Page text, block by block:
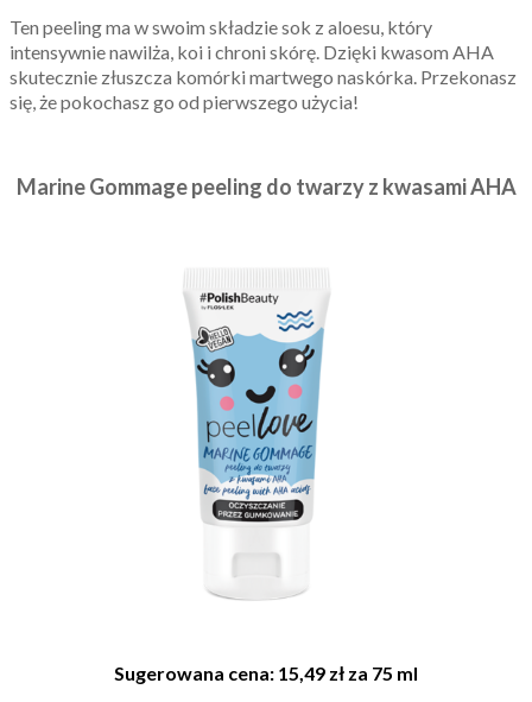
Ten peeling ma w swoim składzie sok z aloesu, który
intensywnie nawilża, koi i chroni skórę. Dzięki kwasom AHA
skutecznie złuszcza komórki martwego naskórka. Przekonasz
się, że pokochasz go od pierwszego użycia!
Marine Gommage peeling do twarzy z kwasami AHA
Sugerowana cena: 15,49 zł za 75 ml